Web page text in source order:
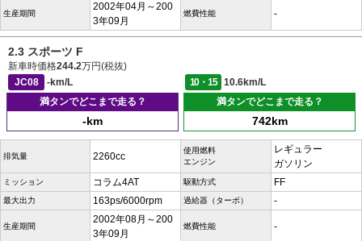
生産期間
2002年04月～200
3年09月
燃費性能 -
2.3 スポーツ F
新車時価格244.2万円(税抜)
JC08
-km/L 10・15
10.6km/L
満タンでどこまで走る？
-km
満タンでどこまで走る？
742km
排気量 2260cc
使用燃料
エンジン
レギュラー
ガソリン
ミッション コラム4AT 駆動方式 FF
最大出力 163ps/6000rpm 過給器（ターボ） -
生産期間
2002年08月～200
3年09月
燃費性能 -